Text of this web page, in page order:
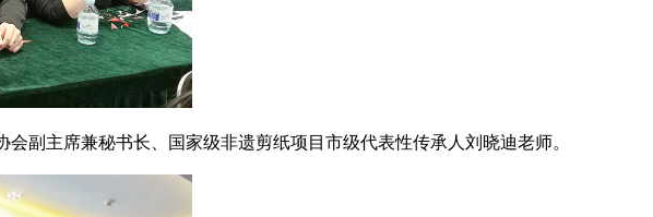
主席兼秘书长、国家级非遗剪纸项目市级代表性传承人刘晓迪老师。